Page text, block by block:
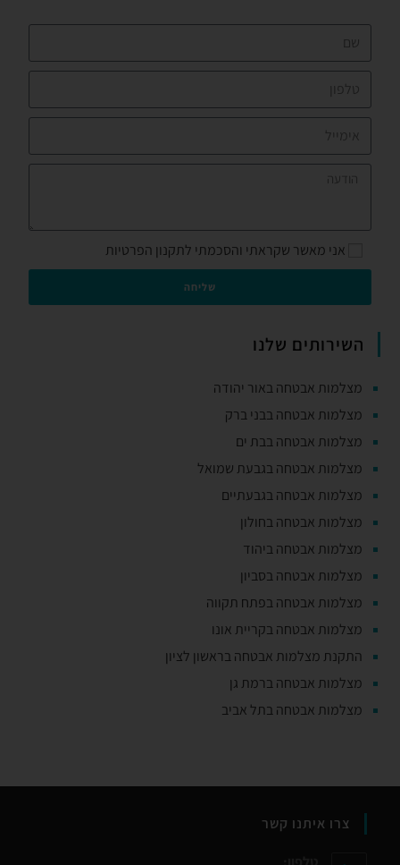
אני מאשר שקראתי והסכמתי לתקנון הפרטיות
שליחה
השירותים שלנו
מצלמות אבטחה באור יהודה
מצלמות אבטחה בבני ברק
מצלמות אבטחה בבת ים
מצלמות אבטחה בגבעת שמואל
מצלמות אבטחה בגבעתיים
מצלמות אבטחה בחולון
מצלמות אבטחה ביהוד
מצלמות אבטחה בסביון
מצלמות אבטחה בפתח תקווה
מצלמות אבטחה בקריית אונו
התקנת מצלמות אבטחה בראשון לציון
מצלמות אבטחה ברמת גן
מצלמות אבטחה בתל אביב
צרו איתנו קשר